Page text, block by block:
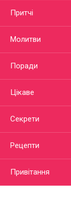
Притчі
Молитви
Поради
Цікаве
Секрети
Рецепти
Привітання